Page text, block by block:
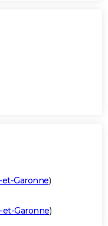
Garonne)
et-Garonne)